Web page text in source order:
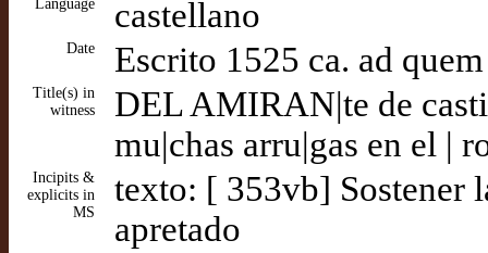
Language castellano
Date Escrito 1525 ca. ad quem
Title(s) in
witness
DEL AMIRAN|te de
mu|chas arru|gas en el |
Incipits &
explicits in
MS
texto: [ 353vb] Sostener
apretado